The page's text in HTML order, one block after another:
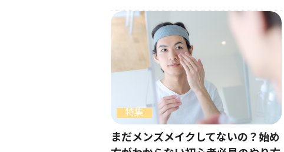
特集
まだメンズメイクしてないの？始め